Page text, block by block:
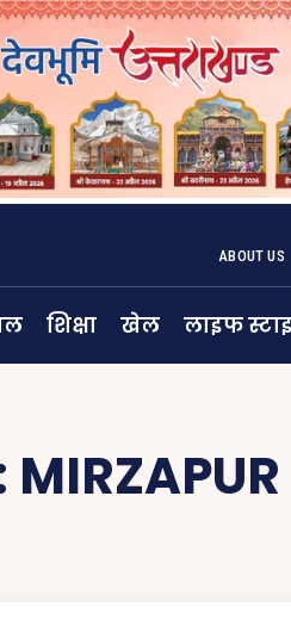
ABOUT US
शिक्षा खेल लाइफ
MIRZAPUR